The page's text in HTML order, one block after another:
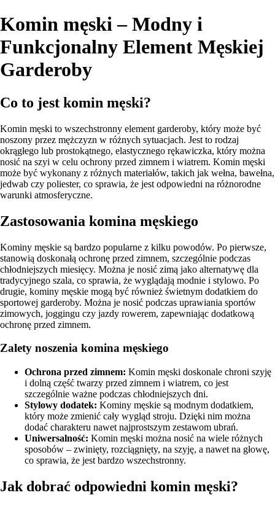
Komin męski – Modny i
Funkcjonalny Element Męskiej
Garderoby
Co to jest komin męski?
Komin męski to wszechstronny element garderoby, który może być
noszony przez mężczyzn w różnych sytuacjach. Jest to rodzaj
okrągłego lub prostokątnego, elastycznego rękawiczka, który można
nosić na szyi w celu ochrony przed zimnem i wiatrem. Komin męski
może być wykonany z różnych materiałów, takich jak wełna, bawełna,
jedwab czy poliester, co sprawia, że jest odpowiedni na różnorodne
warunki atmosferyczne.
Zastosowania komina męskiego
Kominy męskie są bardzo popularne z kilku powodów. Po pierwsze,
stanowią doskonałą ochronę przed zimnem, szczególnie podczas
chłodniejszych miesięcy. Można je nosić zimą jako alternatywę dla
tradycyjnego szala, co sprawia, że wyglądają modnie i stylowo. Po
drugie, kominy męskie mogą być również świetnym dodatkiem do
sportowej garderoby. Można je nosić podczas uprawiania sportów
zimowych, joggingu czy jazdy rowerem, zapewniając dodatkową
ochronę przed zimnem.
Zalety noszenia komina męskiego
Ochrona przed zimnem: Komin męski doskonale chroni szyję
i dolną część twarzy przed zimnem i wiatrem, co jest
szczególnie ważne podczas chłodniejszych dni.
Stylowy dodatek: Kominy męskie są modnym dodatkiem,
który może zmienić cały wygląd stroju. Dzięki nim można
dodać charakteru nawet najprostszym zestawom ubrań.
Uniwersalność: Komin męski można nosić na wiele różnych
sposobów – zwinięty, rozciągnięty, na szyję, a nawet na głowę,
co sprawia, że jest bardzo wszechstronny.
Jak dobrać odpowiedni komin męski?